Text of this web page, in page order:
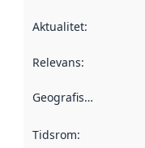
Aktualitet:
Relevans:
Geografisk område
Tidsrom: